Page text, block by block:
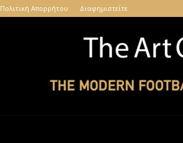
Πολιτική Απορρήτου Διαφημιστείτε